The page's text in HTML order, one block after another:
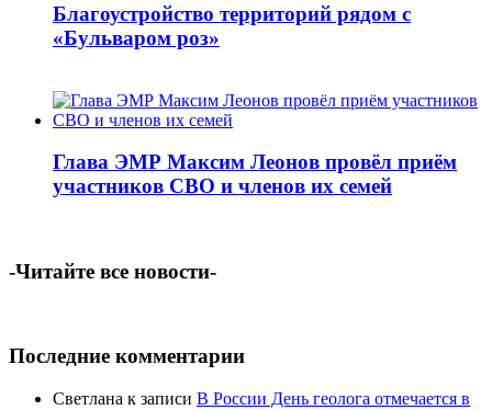
Благоустройство территорий рядом с
«Бульваром роз»
Глава ЭМР Максим Леонов провёл приём
участников СВО и членов их семей
-Читайте все новости-
Последние комментарии
Светлана к записи В России День геолога отмечается в